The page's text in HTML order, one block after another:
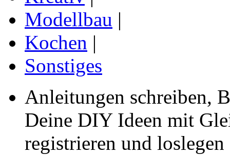
Modellbau |
Kochen |
Sonstiges
Anleitungen schreiben,
Deine DIY Ideen mit
registrieren und loslegen